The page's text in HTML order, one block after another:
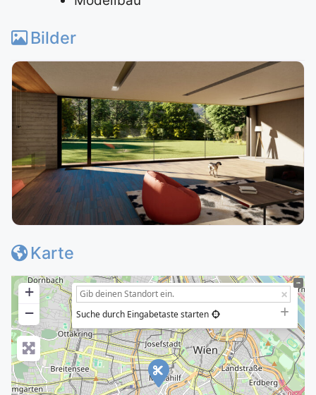
Bilder
Karte
+
−
Suche durch Eingabetaste starten